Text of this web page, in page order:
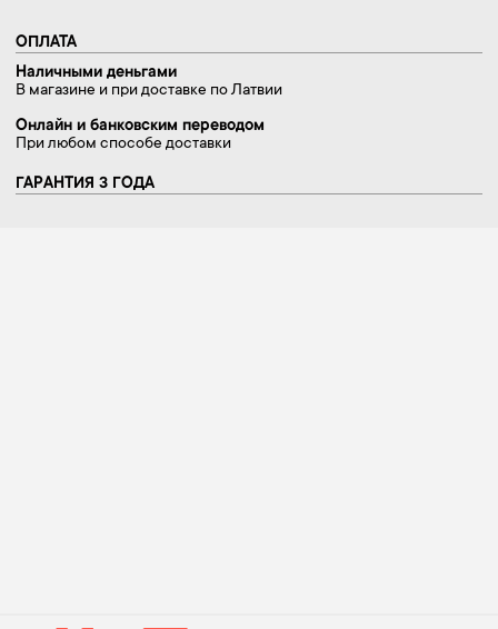
ОПЛАТА
Наличными деньгами
В магазине и при доставке по Латвии
Онлайн и банковским переводом
При любом способе доставки
ГАРАНТИЯ 3 ГОДА